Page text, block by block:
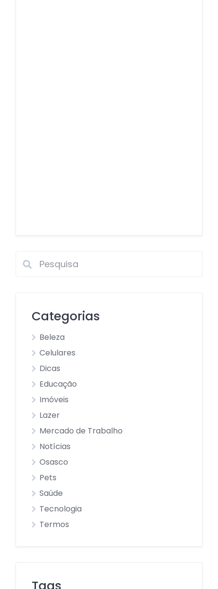
Categorias
Beleza
Celulares
Dicas
Educação
Imóveis
Lazer
Mercado de Trabalho
Notícias
Osasco
Pets
Saúde
Tecnologia
Termos